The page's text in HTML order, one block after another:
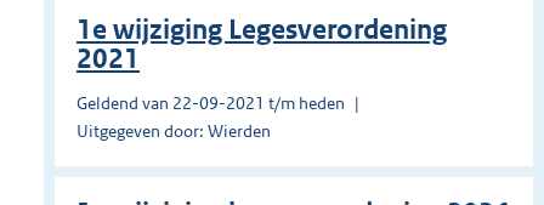
1e wijziging Legesverordening
2021
Geldend van 22-09-2021 t/m heden
Uitgegeven door: Wierden